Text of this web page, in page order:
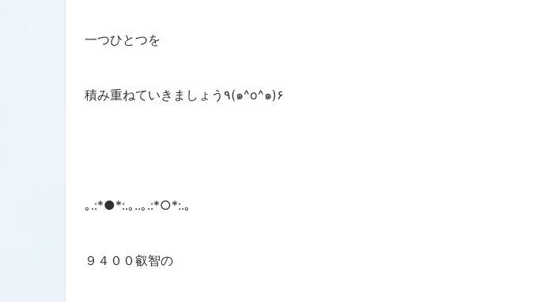
一つひとつを
積み重ねていきましょう٩(๑^o^๑)۶
｡.:*●*:.｡..｡.:*○*:.｡
９４００叡智の